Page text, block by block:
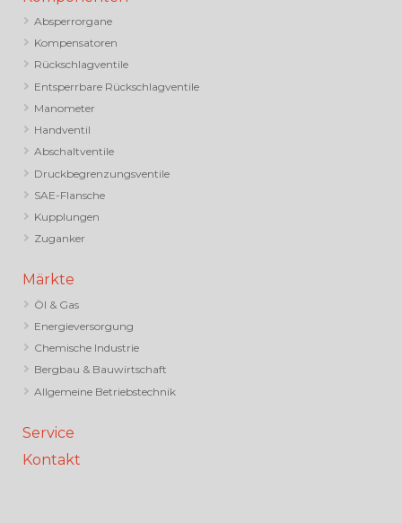
Absperrorgane
Kompensatoren
Rückschlagventile
Entsperrbare Rückschlagventile
Manometer
Handventil
Abschaltventile
Druckbegrenzungsventile
SAE-Flansche
Kupplungen
Zuganker
Märkte
Öl & Gas
Energieversorgung
Chemische Industrie
Bergbau & Bauwirtschaft
Allgemeine Betriebstechnik
Service
Kontakt